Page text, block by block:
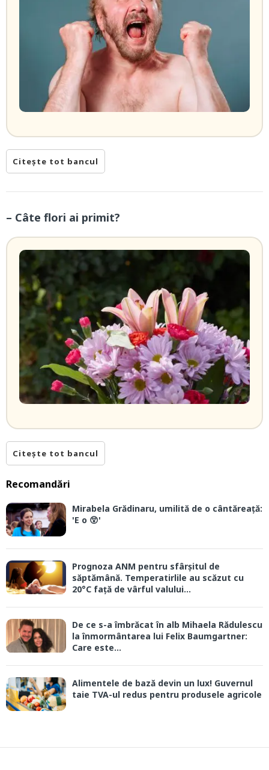
Citește tot bancul
– Câte flori ai primit?
Citește tot bancul
Recomandări
Mirabela Grădinaru, umilită de o cântăreață:
'E o 😲'
Prognoza ANM pentru sfârșitul de
săptămână. Temperatirlile au scăzut cu
20°C față de vârful valului...
De ce s-a îmbrăcat în alb Mihaela Rădulescu
la înmormântarea lui Felix Baumgartner:
Care este...
Alimentele de bază devin un lux! Guvernul
taie TVA-ul redus pentru produsele agricole